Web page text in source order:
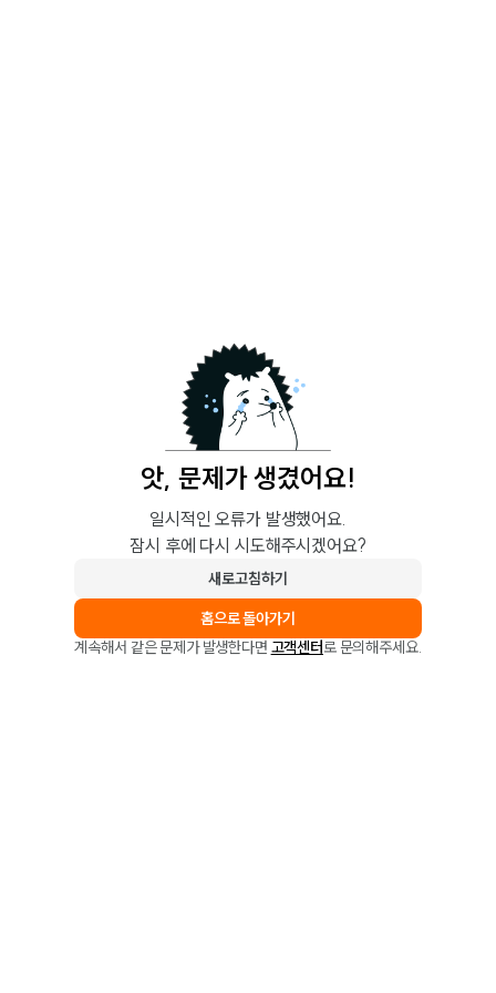
앗, 문제가 생겼어요!
일시적인 오류가 발생했어요.
잠시 후에 다시 시도해주시겠어요?
새로고침하기
홈으로 돌아가기
계속해서 같은 문제가 발생한다면 고객센터로 문의해주세요.